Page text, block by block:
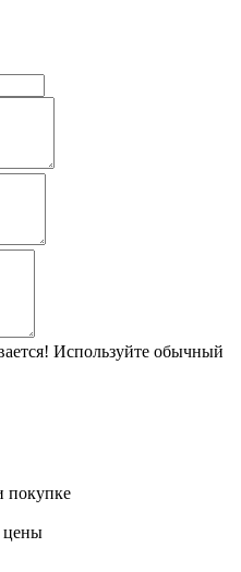
Используйте обычный
покупке
цены